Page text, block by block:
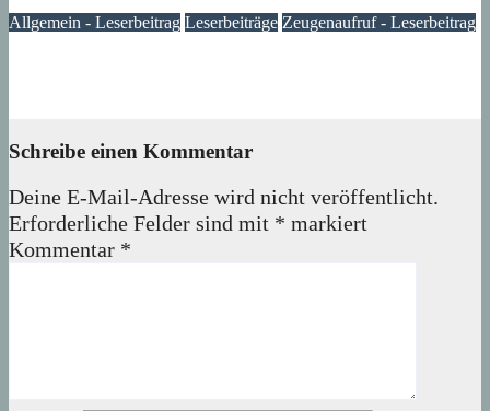
Allgemein - Leserbeitrag Leserbeiträge Zeugenaufruf - Leserbeitrag
Schreibe einen Kommentar
Deine E-Mail-Adresse wird nicht veröffentlicht.
Erforderliche Felder sind mit * markiert
Kommentar *